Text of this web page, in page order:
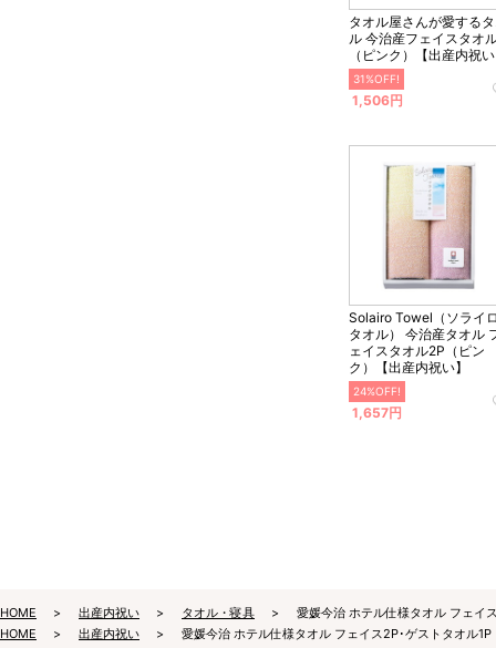
タオル屋さんが愛する
ル 今治産フェイスタオ
（ピンク）【出産内祝
31%OFF!
1,506円
Solairo Towel（ソライ
タオル） 今治産タオル
ェイスタオル2P（ピン
ク）【出産内祝い】
24%OFF!
1,657円
HOME 出産内祝い タオル・寝具
愛媛今治 ホテル仕様タオル フェイ
HOME
出産内祝い 愛媛今治 ホテル仕様タオル フェイス2P･ゲストタオル1P